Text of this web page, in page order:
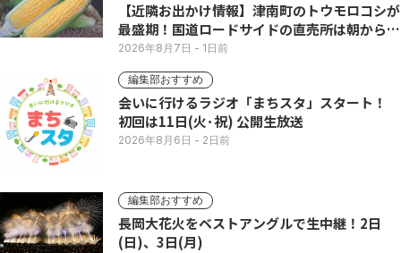
【近隣お出かけ情報】津南町のトウモロコシが
最盛期！国道ロードサイドの直売所は朝から長
い列
2026年8月7日 - 1日前
編集部おすすめ
会いに行けるラジオ「まちスタ」スタート！
初回は11日(火･祝) 公開生放送
2026年8月6日 - 2日前
編集部おすすめ
長岡大花火をベストアングルで生中継！2日
(日)、3日(月)